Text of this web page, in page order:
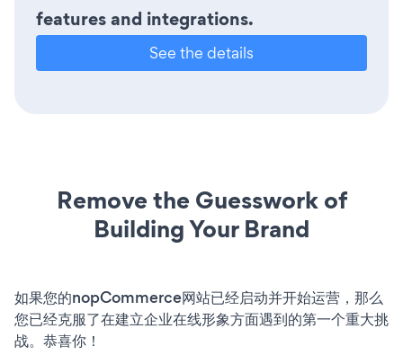
features and integrations.
See the details
Remove the Guesswork of
Building Your Brand
如果您的nopCommerce网站已经启动并开始运营，那么
您已经克服了在建立企业在线形象方面遇到的第一个重大挑
战。恭喜你！